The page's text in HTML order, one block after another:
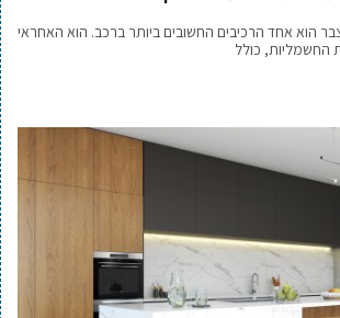
הוא אחד הרכיבים החשובים ביותר ברכב. הוא האחראי
כולל